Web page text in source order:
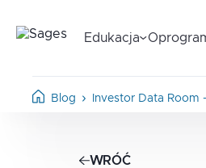
Edukacja
Blog Investor Data Room -
WRÓĆ